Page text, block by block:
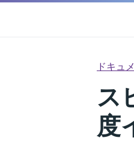
ドキュ
ス
度